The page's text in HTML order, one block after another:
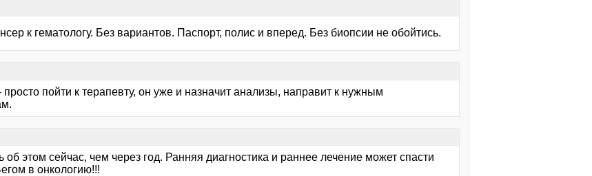
к гематологу. Без вариантов. Паспорт, полис и вперед. Без биопсии не обойтись.
пойти к терапевту, он уже и назначит анализы, направит к нужным
об этом сейчас, чем через год. Ранняя диагностика и раннее лечение может спасти
в онкологию!!!